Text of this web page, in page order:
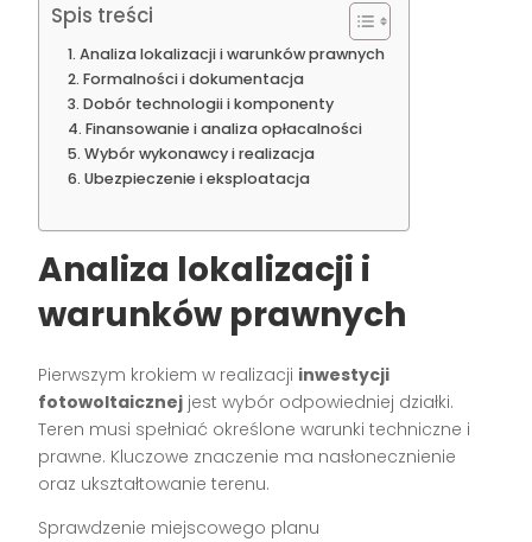
Spis treści
Analiza lokalizacji i warunków prawnych
Formalności i dokumentacja
Dobór technologii i komponenty
Finansowanie i analiza opłacalności
Wybór wykonawcy i realizacja
Ubezpieczenie i eksploatacja
Analiza lokalizacji i
warunków prawnych
Pierwszym krokiem w realizacji inwestycji
fotowoltaicznej jest wybór odpowiedniej działki.
Teren musi spełniać określone warunki techniczne i
prawne. Kluczowe znaczenie ma nasłonecznienie
oraz ukształtowanie terenu.
Sprawdzenie miejscowego planu